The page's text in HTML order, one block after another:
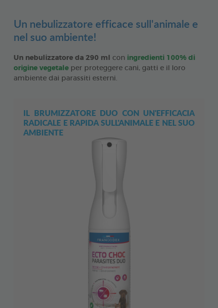
Un nebulizzatore efficace sull'animale e
nel suo ambiente!
Un nebulizzatore da 290 ml con ingredienti 100% di
origine vegetale per proteggere cani, gatti e il loro
ambiente dai parassiti esterni.
IL BRUMIZZATORE DUO CON UN'EFFICACIA
RADICALE E RAPIDA SULL'ANIMALE E NEL SUO
AMBIENTE